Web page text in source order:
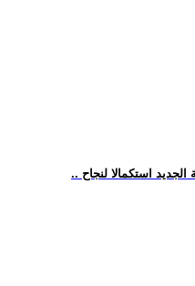
استكمالا لنجاح